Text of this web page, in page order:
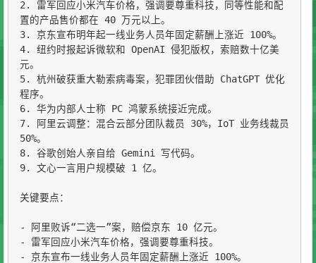
2. 雷军回应小米汽车价格，强调要尊重科技，同等性能和配
置的产品售价都在 40 万元以上。
3. 京东宣布明年起一线业务人员年固定薪酬上涨近 100%。
4. 纽约时报起诉微软和 OpenAI 侵犯版权，索赔数十亿美
元。
5. 杭州破获重大勒索病毒案，犯罪团伙借助 ChatGPT 优化
程序。
6. 华为内部人士称 PC 鸿蒙系统接近完成。
7. 阿里云调整：混合云部分团队裁员 30%，IoT 业务线裁员
50%。
8. 谷歌创始人亲自给 Gemini 写代码。
9. 文心一言用户规模破 1 亿。
关键要点：
- 阿里败诉“二选一”案，赔偿京东 10 亿元。
- 雷军回应小米汽车价格，强调要尊重科技。
- 京东宣布一线业务人员年固定薪酬上涨近 100%。